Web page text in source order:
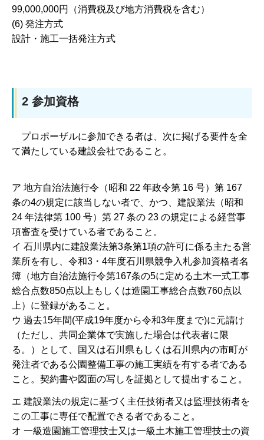
99,000,000円（消費税及び地方消費税を含む）
(6) 発注方式
設計・施工一括発注方式
2 参加資格
プロポーザルに参加できる者は、次に掲げる要件を全
て満たしている建設会社であること。
ア 地方自治法施行令（昭和 22 年政令第 16 号）第 167
条の4の規定に該当しない者で、かつ、建設業法（昭和
24 年法律第 100 号）第 27 条の 23 の規定による経営事
項審査を受けている者であること。
イ 石川県内に建設業法第3条第1項の許可に係る主たる営
業所を有し、令和3・4年度石川県競争入札参加資格者名
簿（地方自治法施行令第167条の5に定める土木一式工事
総合点数850点以上もしくは造園工事総合点数760点以
上）に登録があること。
ウ 過去15年間(平成19年度から令和3年度まで)に元請け
（ただし、共同企業体で実施した場合は代表者に限
る。）として、国又は石川県もしくは石川県内の市町が
発注者である公園整備工事の施工実績を有する者である
こと。契約書や図面の写しを証拠として提出すること。
エ 建設業法の規定に基づく主任技術者又は監理技術者を
この工事に専任で配置できる者であること。
オ 一級造園施工管理技士又は一級土木施工管理技士の資